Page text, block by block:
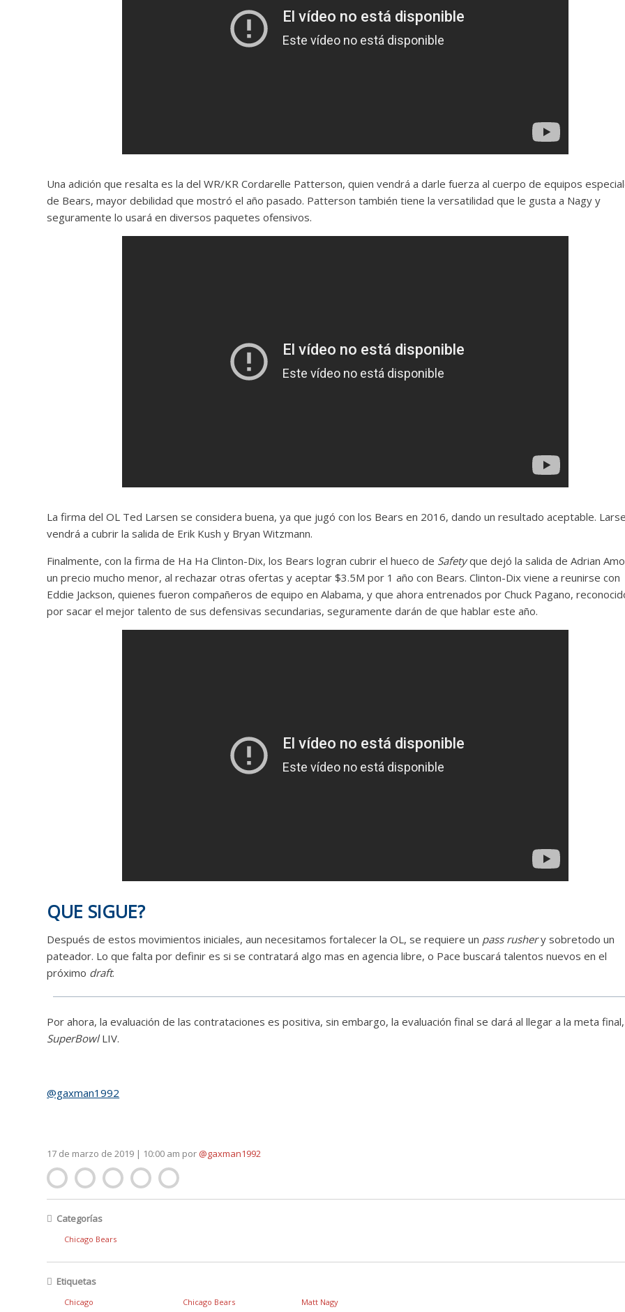
Una adición que resalta es la del WR/KR Cordarelle Patterson, quien vendrá a darle fuerza al cuerpo de equipos
de Bears, mayor debilidad que mostró el año pasado. Patterson también tiene la versatilidad que le gusta a Nagy y
seguramente lo usará en diversos paquetes ofensivos.
La firma del OL Ted Larsen se considera buena, ya que jugó con los Bears en 2016, dando un resultado aceptable.
vendrá a cubrir la salida de Erik Kush y Bryan Witzmann.
Finalmente, con la firma de Ha Ha Clinton-Dix, los Bears logran cubrir el hueco de Safetyque dejó la salida de Adrian
un precio mucho menor, al rechazar otras ofertas y aceptar $3.5M por 1 año con Bears. Clinton-Dix viene a reunirse con
Eddie Jackson, quienes fueron compañeros de equipo en Alabama, y que ahora entrenados por Chuck Pagano,
por sacar el mejor talento de sus defensivas secundarias, seguramente darán de que hablar este año.
QUE SIGUE?
Después de estos movimientos iniciales, aun necesitamos fortalecer la OL, se requiere un pass rushery sobretodo un
pateador. Lo que falta por definir es si se contratará algo mas en agencia libre, o Pace buscará talentos nuevos en el
próximo draft.
Por ahora, la evaluación de las contrataciones es positiva, sin embargo, la evaluación final se dará al llegar a la meta
SuperBowlLIV.
@gaxman1992
17 de marzo de 2019 | 10:00 am por @gaxman1992
Categorías
Chicago Bears
Etiquetas
Chicago Chicago Bears Matt Nagy